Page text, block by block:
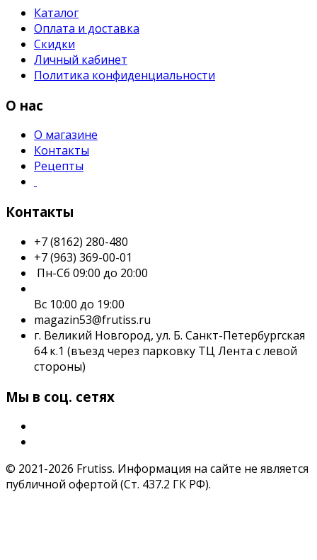
Каталог
Оплата и доставка
Скидки
Личный кабинет
Политика конфиденциальности
О нас
О магазине
Контакты
Рецепты
Контакты
+7 (8162) 280-480
+7 (963) 369-00-01
Пн-Сб 09:00 до 20:00
Вс 10:00 до 19:00
magazin53@frutiss.ru
г. Великий Новгород, ул. Б. Санкт-Петербургская
64 к.1 (въезд через парковку ТЦ Лента с левой
стороны)
Мы в соц. сетях
© 2021-2026 Frutiss. Информация на сайте не является
публичной офертой (Ст. 437.2 ГК РФ).